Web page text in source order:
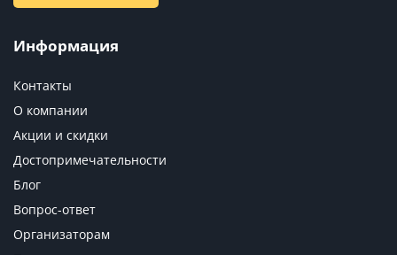
Информация
Контакты
О компании
Акции и скидки
Достопримечательности
Блог
Вопрос-ответ
Организаторам